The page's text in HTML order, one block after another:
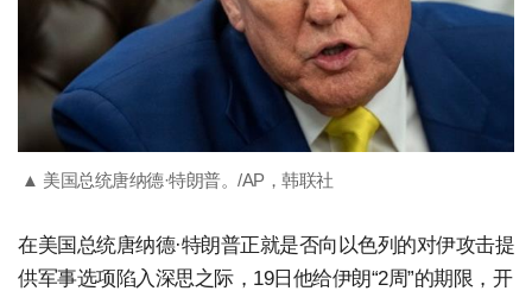
▲ 美国总统唐纳德·特朗普。/AP，韩联社
在美国总统唐纳德·特朗普正就是否向以色列的对伊攻击提
供军事选项陷入深思之际，19日他给伊朗“2周”的期限，开